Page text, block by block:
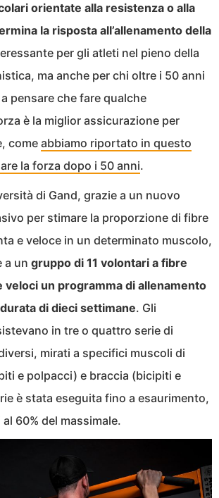
orientate alla resistenza o alla
la risposta all’allenamento della
per gli atleti nel pieno della
ma anche per chi oltre i 50 anni
pensare che fare qualche
è la miglior assicurazione per
come abbiamo riportato in questo
la forza dopo i 50 anni.
di Gand, grazie a un nuovo
per stimare la proporzione di fibre
e veloce in un determinato muscolo,
a un gruppo di 11 volontari a fibre
veloci un programma di allenamento
di dieci settimane. Gli
in tre o quattro serie di
mirati a specifici muscoli di
e polpacci) e braccia (bicipiti e
è stata eseguita fino a esaurimento,
60% del massimale.